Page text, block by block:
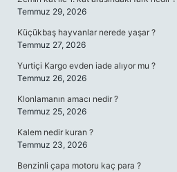
Temmuz 29, 2026
Küçükbaş hayvanlar nerede yaşar ?
Temmuz 27, 2026
Yurtiçi Kargo evden iade alıyor mu ?
Temmuz 26, 2026
Klonlamanın amacı nedir ?
Temmuz 25, 2026
Kalem nedir kuran ?
Temmuz 23, 2026
Benzinli çapa motoru kaç para ?